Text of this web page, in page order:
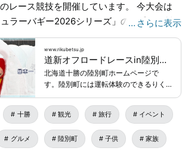
ース競技を開催しています。 今大会は
ュラーバギー2026シリーズ」の今季最終戦
熱のレースが期待されます😍 当日は観戦
、来場者が参加できるアトラクションもご用
ギー試乗会」、子供たちに大人気の「しばれ
ドーム」など、体験イベントも充実してい
特産品が集まる売店も並ぶ予定です。 ご
迫力満点のレースと楽しいアトラクション
… さらに表示
www.rikubetsu.jp
道新オフロードレースin陸別【8月開催】 | ラリー＆オフロード | イベント | イベント・観光 | 日本一寒い町 北海道 陸別町
北海道十勝の陸別町ホームページで
す。陸別町には運転体験のできるりく
台があります。
十勝 観光 旅行 イベント
グルメ 陸別町 子供 家族